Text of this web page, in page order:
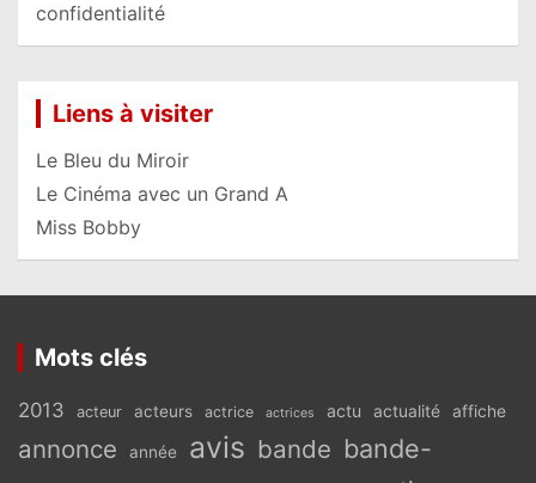
confidentialité
Liens à visiter
Le Bleu du Miroir
Le Cinéma avec un Grand A
Miss Bobby
Mots clés
2013 acteur acteurs actrice actrices actu actualité affiche
annonce année avis bande bande-